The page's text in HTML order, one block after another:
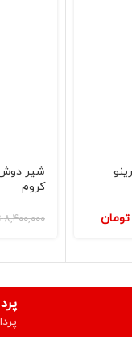
تومان
شیر
کروم
۸,۴۰۰,۰۰۰